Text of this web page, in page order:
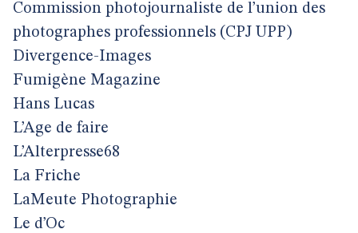
Commission photojournaliste de l’union des
photographes professionnels (CPJ UPP)
Divergence-Images
Fumigène Magazine
Hans Lucas
L’Age de faire
L’Alterpresse68
La Friche
LaMeute Photographie
Le d’Oc